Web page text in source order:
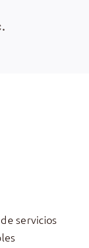
servicios